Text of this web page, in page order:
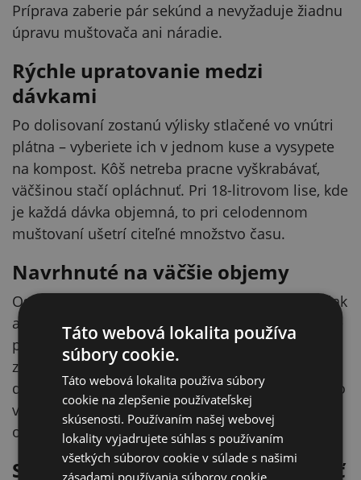
Príprava zaberie pár sekúnd a nevyžaduje žiadnu
úpravu muštovača ani náradie.
Rýchle upratovanie medzi
dávkami
Po dolisovaní zostanú výlisky stlačené vo vnútri
plátna – vyberiete ich v jednom kuse a vysypete
na kompost. Kôš netreba pracne vyškrabávať,
väčšinou stačí opláchnuť. Pri 18-litrovom lise, kde
je každá dávka objemná, to pri celodennom
muštovaní ušetrí citeľné množstvo času.
Navrhnuté na väčšie objemy
Osemnásťlitrový kôš znamená viac drte, vyšší tlak
aj väčšie množstvo stekajúceho muštu. Lisovacie
plátno je preto spravené práve na tento objem –
zvládne plnú dávku ovocia a odolá zaťaženiu pri
doťahovaní prítlaku. Hodí sa tam, kde sa lisuje vo
väčšom množstve a kôš sa počas sezóny plní
opakovane.
Spotrebný diel, ktorý sa oplatí mať
Táto webová lokalita používa
súbory cookie.
Táto webová lokalita používa súbory
cookie na zlepšenie používateľskej
skúsenosti. Používaním našej webovej
lokality vyjadrujete súhlas s používaním
všetkých súborov cookie v súlade s našimi
zásadami používania súborov cookie.